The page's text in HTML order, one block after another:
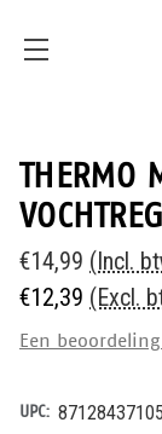
THERMO
€14,99 (Incl.
€12,39 (Excl.
Een
UPC: